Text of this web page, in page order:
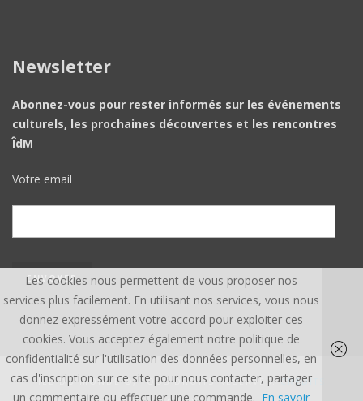
Newsletter
Abonnez-vous pour rester informés sur les événements
culturels, les prochaines découvertes et les rencontres
ÎdM
Votre email
ÎLE DU MONDE ©, TOUS DROITS RÉSERVÉS.CREDITS
Les cookies nous permettent de vous proposer nos
services plus facilement. En utilisant nos services, vous nous
donnez expressément votre accord pour exploiter ces
cookies. Vous acceptez également notre politique de
confidentialité sur l'utilisation des données personnelles, en
cas d'inscription sur ce site pour nous contacter, partager
un commentaire ou effectuer une commande. En savoir